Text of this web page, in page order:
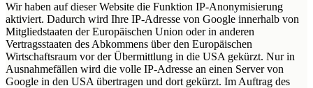
Wir haben auf dieser Website die Funktion IP-Anonymisierung
aktiviert. Dadurch wird Ihre IP-Adresse von Google innerhalb von
Mitgliedstaaten der Europäischen Union oder in anderen
Vertragsstaaten des Abkommens über den Europäischen
Wirtschaftsraum vor der Übermittlung in die USA gekürzt. Nur in
Ausnahmefällen wird die volle IP-Adresse an einen Server von
Google in den USA übertragen und dort gekürzt. Im Auftrag des